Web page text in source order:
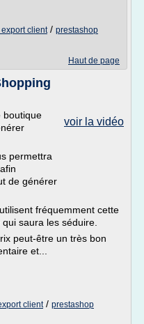
client/ prestashop
Haut de page
voir la vidéo
boutique
permettra
de générer
fréquemment cette
saura les séduire.
peut-être un très bon
et...
client/ prestashop